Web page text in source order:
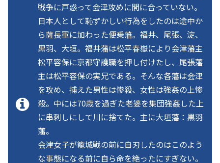
戦争に戸惑って会津攻めに間に合っていない。
日本人として恥ずかしい行為をしたのは途中か
ら薩長軍に加わった便乗藩。福井、尾張、淀、
黒羽、大垣。福井藩は松平春嶽により会津藩主
松平容保に京都守護職を押し付けたし、尾張藩
主は松平容保の実兄である。そんな各藩は会津
を攻め、捕えた男性は惨殺、女性は強姦の上惨
殺。中には70歳を過ぎた老婆を集団強姦した上
に串刺しにして川に捨てた。主に大垣藩：黒羽
藩。
会津女子が籠城戦の前に自刃したのはこのよう
な事態になる前に自ら命を絶ったにすぎない。